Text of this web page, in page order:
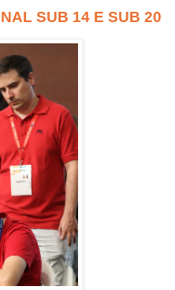
SUB 14 E SUB 20